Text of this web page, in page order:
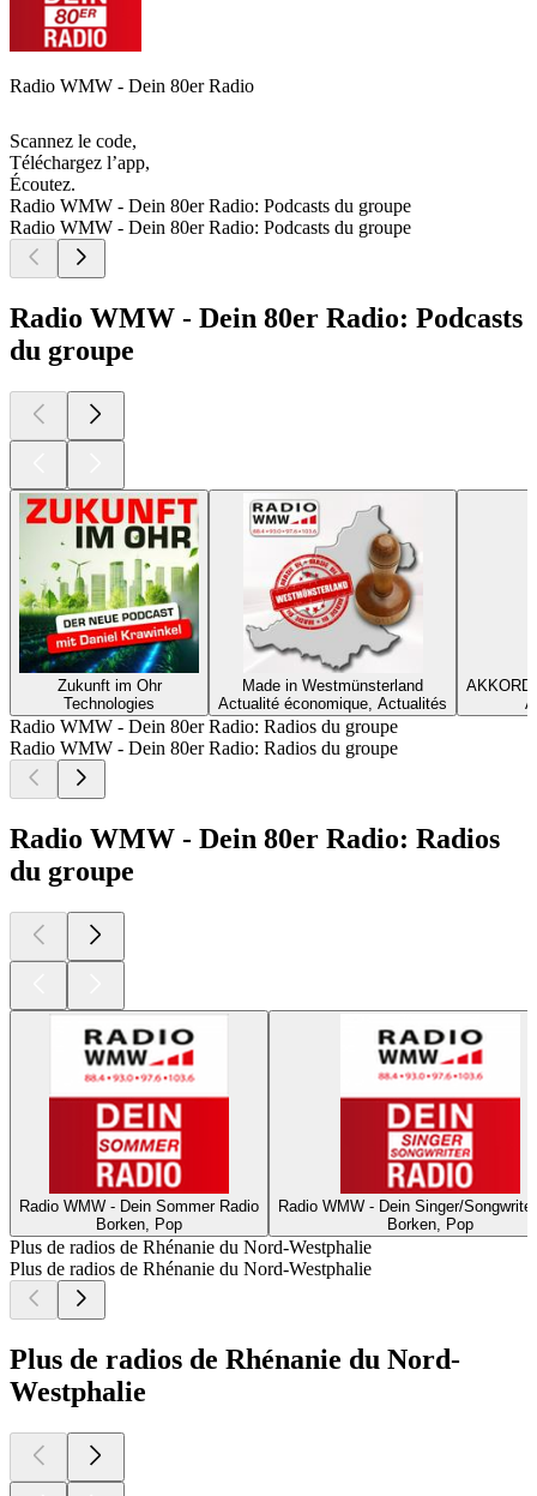
Radio WMW - Dein 80er Radio
Scannez le code,
Téléchargez l’app,
Écoutez.
Radio WMW - Dein 80er Radio: Podcasts du groupe
Radio WMW - Dein 80er Radio: Podcasts du groupe
Radio WMW - Dein 80er Radio: Podcasts
du groupe
Zukunft im Ohr
Technologies
Made in Westmünsterland
Actualité économique, Actualités
Radio WMW - Dein 80er Radio: Radios du groupe
Radio WMW - Dein 80er Radio: Radios du groupe
Radio WMW - Dein 80er Radio: Radios
du groupe
Radio WMW - Dein Sommer Radio
Borken, Pop
Radio WMW - Dein Singer/
Borken, Pop
Plus de radios de Rhénanie du Nord-Westphalie
Plus de radios de Rhénanie du Nord-Westphalie
Plus de radios de Rhénanie du Nord-
Westphalie